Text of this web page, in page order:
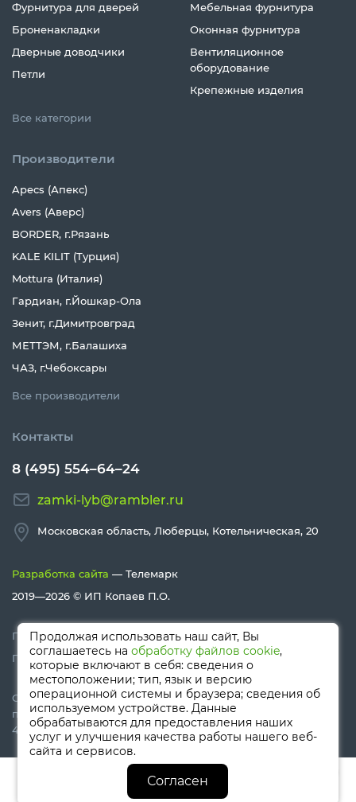
Фурнитура для дверей
Броненакладки
Дверные доводчики
Петли
Мебельная фурнитура
Оконная фурнитура
Вентиляционное
оборудование
Крепежные изделия
Все категории
Производители
Apecs (Апекс)
Avers (Аверс)
BORDER, г.Рязань
KALE KILIT (Турция)
Mottura (Италия)
Гардиан, г.Йошкар-Ола
Зенит, г.Димитровград
МЕТТЭМ, г.Балашиха
ЧАЗ, г.Чебоксары
Все производители
Контакты
8 (495) 554–64–24
zamki-lyb@rambler.ru
Московская область, Люберцы, Котельническая, 20
Разработка сайта — Телемарк
2019—2026 © ИП Копаев П.О.
Политика конфиденциальности
Политика Cookies
Сайт носит информационный характер и не является
публичной офертой, определяемой положениями Статьи
437 (п.2) ГК РФ
Продолжая использовать наш сайт, Вы
соглашаетесь наобработку файлов cookie,
которые включают в себя: сведения о
местоположении; тип, язык и версию
операционной системы и браузера; сведения об
используемом устройстве. Данные
обрабатываются для предоставления наших
услуг и улучшения качества работы нашего веб-
сайта и сервисов.
Согласен